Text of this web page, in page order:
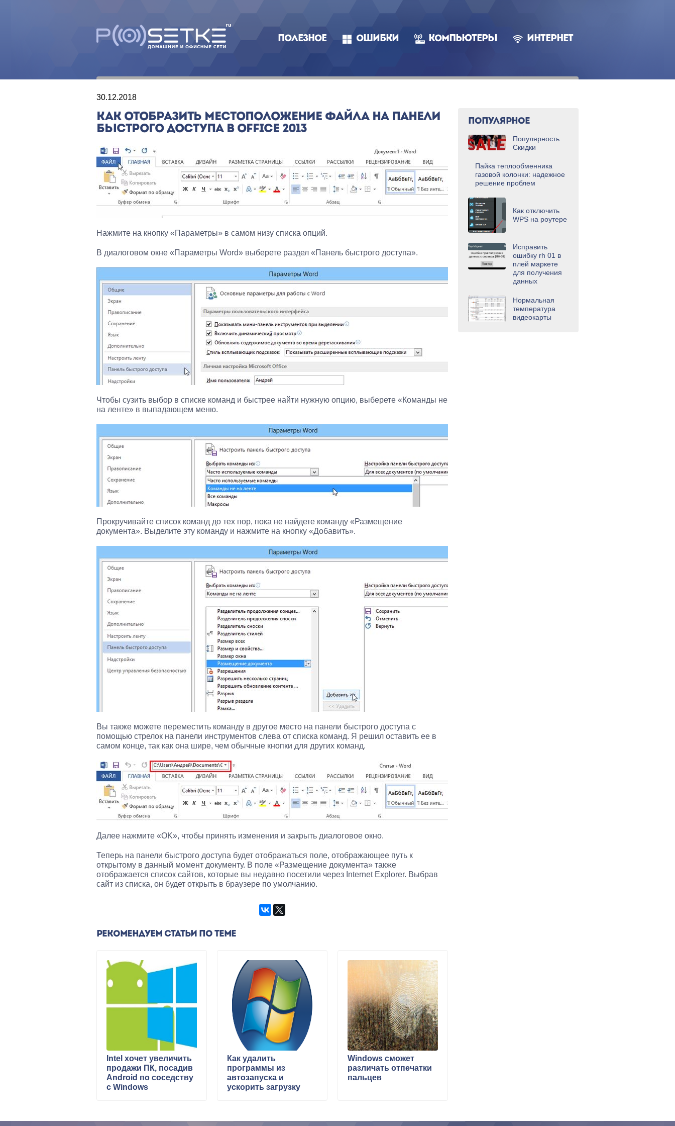
ПОЛЕЗНОЕ ОШИБКИ КОМПЬЮТЕРЫ ИНТЕРНЕТ
30.12.2018
КАК ОТОБРАЗИТЬ МЕСТОПОЛОЖЕНИЕ ФАЙЛА НА ПАНЕЛИ
БЫСТРОГО ДОСТУПА В OFFICE 2013
Нажмите на кнопку «Параметры» в самом низу списка опций.
В диалоговом окне «Параметры Word» выберете раздел «Панель быстрого доступа».
Чтобы сузить выбор в списке команд и быстрее найти нужную опцию, выберете «Команды не
на ленте» в выпадающем меню.
Прокручивайте список команд до тех пор, пока не найдете команду «Размещение
документа». Выделите эту команду и нажмите на кнопку «Добавить».
Вы также можете переместить команду в другое место на панели быстрого доступа с
помощью стрелок на панели инструментов слева от списка команд. Я решил оставить ее в
самом конце, так как она шире, чем обычные кнопки для других команд.
Далее нажмите «OK», чтобы принять изменения и закрыть диалоговое окно.
Теперь на панели быстрого доступа будет отображаться поле, отображающее путь к
открытому в данный момент документу. В поле «Размещение документа» также
отображается список сайтов, которые вы недавно посетили через Internet Explorer. Выбрав
сайт из списка, он будет открыть в браузере по умолчанию.
РЕКОМЕНДУЕМ СТАТЬИ ПО ТЕМЕ
Intel хочет увеличить
продажи ПК, посадив
Android по соседству
с Windows
Как удалить
программы из
автозапуска и
ускорить загрузку
Windows сможет
различать отпечатки
пальцев
ПОПУЛЯРНОЕ
Популярность
Скидки
Пайка теплообменника
газовой колонки: надежное
решение проблем
Как отключить
WPS на роутере
Исправить
ошибку rh 01 в
плей маркете
для получения
данных
Нормальная
температура
видеокарты